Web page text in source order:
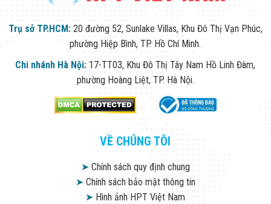
Trụ sở TP.HCM: 20 đường 52, Sunlake Villas, Khu Đô Thị Vạn Phúc,
phường Hiệp Bình, TP. Hồ Chí Minh.
Chi nhánh Hà Nội: 17-TT03, Khu Đô Thị Tây Nam Hồ Linh Đàm,
phường Hoàng Liệt, TP. Hà Nội.
VỀ CHÚNG TÔI
➤Chính sách quy định chung
➤Chính sách bảo mật thông tin
➤ Hình ảnh HPT Việt Nam